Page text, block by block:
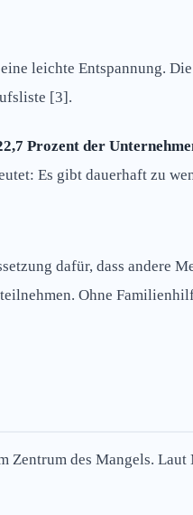
leichte Entspannung.
[3].
Prozent der
Es gibt dauerhaft zu
dafür, dass andere
Ohne
Zentrum des Mangels.